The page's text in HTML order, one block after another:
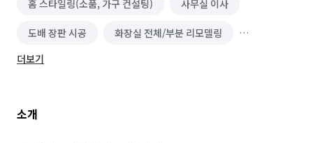
홈 스타일링(소품, 가구 컨설팅) 사무실 이사
도배 장판 시공 화장실 전체/부분 리모델링
주방 리모델링
더보기
소개